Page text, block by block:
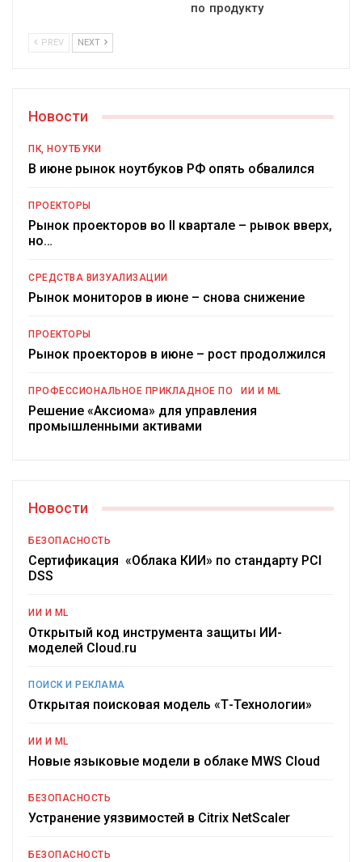
по продукту
PREV NEXT
Новости
ПК, НОУТБУКИ
В июне рынок ноутбуков РФ опять обвалился
ПРОЕКТОРЫ
Рынок проекторов во II квартале – рывок вверх,
но…
СРЕДСТВА ВИЗУАЛИЗАЦИИ
Рынок мониторов в июне – снова снижение
ПРОЕКТОРЫ
Рынок проекторов в июне – рост продолжился
ПРОФЕССИОНАЛЬНОЕ ПРИКЛАДНОЕ ПО ИИ И ML
Решение «Аксиома» для управления
промышленными активами
Новости
БЕЗОПАСНОСТЬ
Сертификация «Облака КИИ» по стандарту PCI
DSS
ИИ И ML
Открытый код инструмента защиты ИИ-
моделей Cloud.ru
ПОИСК И РЕКЛАМА
Открытая поисковая модель «Т-Технологии»
ИИ И ML
Новые языковые модели в облаке MWS Cloud
БЕЗОПАСНОСТЬ
Устранение уязвимостей в Citrix NetScaler
БЕЗОПАСНОСТЬ